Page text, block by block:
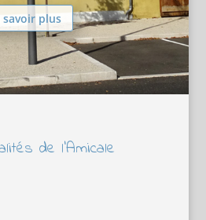
savoir plus
de l’Amicale